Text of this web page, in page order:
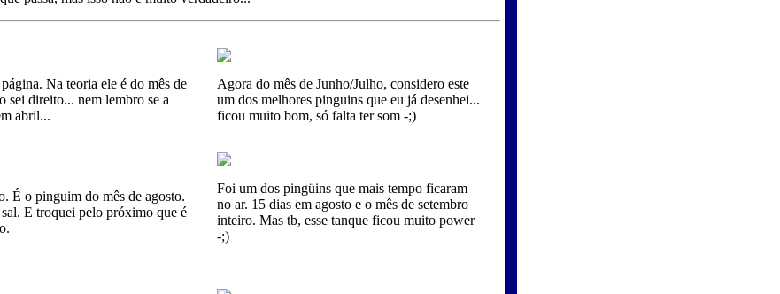
Na teoria ele é do mês de
sei direito... nem lembro se a
abril...
Agora do mês de Junho/Julho, considero este
um dos melhores pinguins que eu já desenhei...
ficou muito bom, só falta ter som -;)
É o pinguim do mês de agosto.
E troquei pelo próximo que é
Foi um dos pingüins que mais tempo ficaram
no ar. 15 dias em agosto e o mês de setembro
inteiro. Mas tb, esse tanque ficou muito power
-;)